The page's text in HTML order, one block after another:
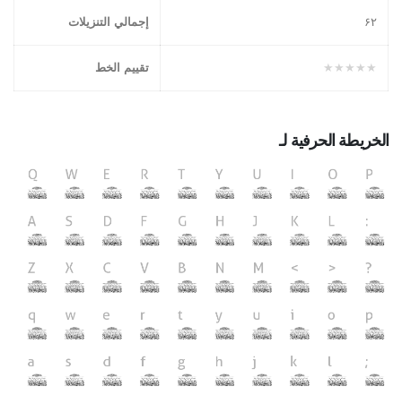
۶٢ إجمالي التنزيلات
★★★★★ تقييم الخط
الخريطة الحرفية لـ